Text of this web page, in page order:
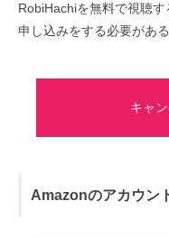
RobiHachiを無料で視聴
申し込みをする必要があ
キャ
Amazonのアカウン